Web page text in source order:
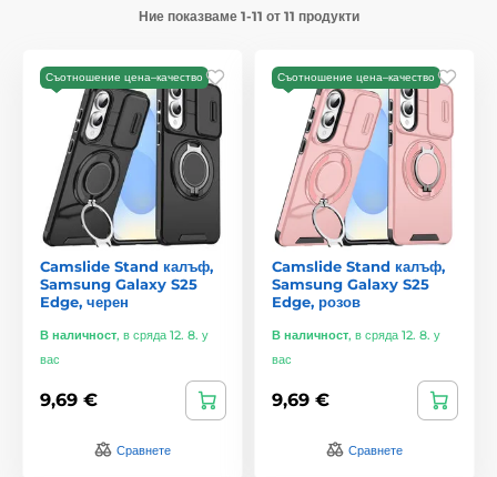
Ние показваме 1-11 от 11 продукти
Съотношение цена–качество
Camslide Stand калъф,
Samsung Galaxy S25
Edge, черен
В наличност, в сряда 12. 8. у
вас
9,69 €
Сравнете
Съотношение цена–качество
Camslide Stand калъф,
Samsung Galaxy S25
Edge, розов
В наличност, в сряда 12. 8. у
вас
9,69 €
Сравнете